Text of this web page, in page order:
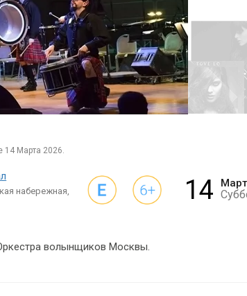
14 Марта 2026.
набережная,
14
волынщиков Москвы.